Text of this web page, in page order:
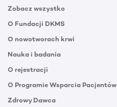
Zobacz wszystko
O Fundacji DKMS
O nowotworach krwi
Nauka i badania
O rejestracji
O Programie Wsparcia Pacjentów
Zdrowy Dawca